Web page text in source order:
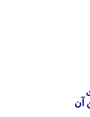
آن